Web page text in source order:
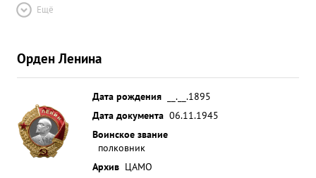
Ещё
Орден Ленина
Дата рождения
__.__.1895
Дата документа 06.11.1945
Воинское звание
полковник
Архив ЦАМО